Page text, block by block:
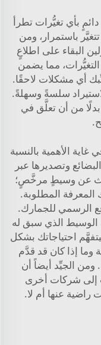
بأي تغيُّرات تطرأ
باستمرار، ومن
البقاء على اطلاعٍ
مما يضمن
أي مشكلات لاحقًا.
سلسةً وسهلةً.
من أن تعلَّق في
الأهمية بالنسبة
وتصديرها عبر
عن وسيطٍ مرخَّصٍ؛
المعرفة المطلوبة.
الرسمي للجمارك.
الوسيط الذي سبق له
احتياجاتك بشكل
إذا كان قد قدَّم
الجيِّد أيضاً أن
إلى شركات أخرى
راضية عنها أم لا.